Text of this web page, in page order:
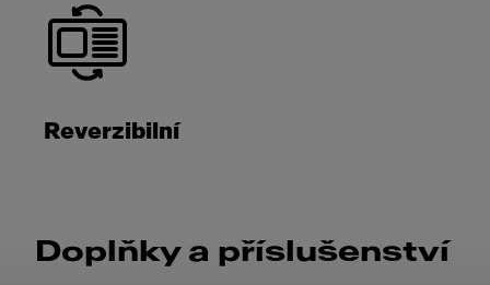
Reverzibilní
Doplňky a příslušenství